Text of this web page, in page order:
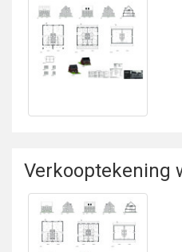
Bekijken
Verkooptekening
woningtype Kers
Verkooptekening
Bekijken